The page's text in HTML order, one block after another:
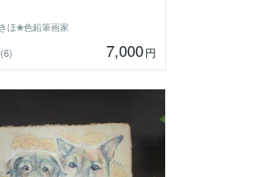
ほ❀色鉛筆画家
(6) 7,000円